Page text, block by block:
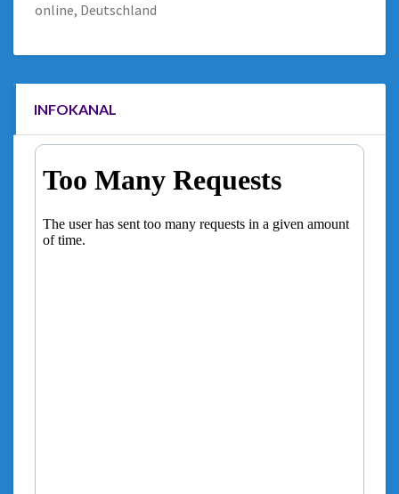
online, Deutschland
INFOKANAL